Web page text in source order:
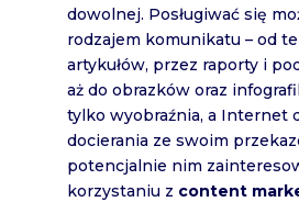
dowolnej. Posługiwać się
rodzajem komunikatu – od
artykułów, przez raporty i
aż do obrazków oraz
tylko wyobraźnia, a Internet
docierania ze swoim
potencjalnie nim
korzystaniu z content